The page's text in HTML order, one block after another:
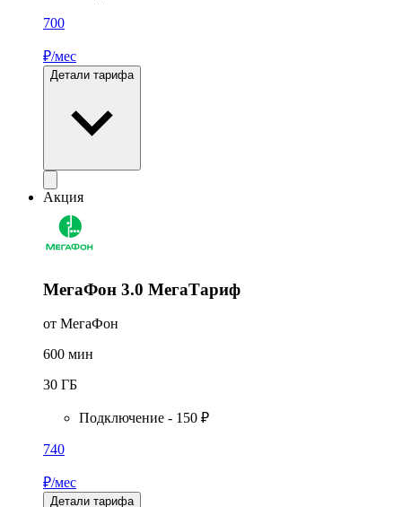
700
₽/мес
Детали тарифа
Акция
МегаФон 3.0 МегаТариф
от МегаФон
600 мин
30 ГБ
Подключение - 150 ₽
740
₽/мес
Детали тарифа